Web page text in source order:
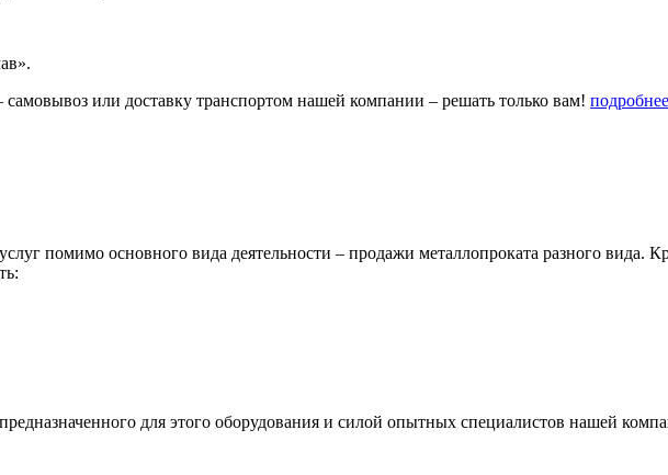
или доставку транспортом нашей компании – решать только вам!
помимо основного вида деятельности – продажи металлопроката разного вида.
для этого оборудования и силой опытных специалистов нашей